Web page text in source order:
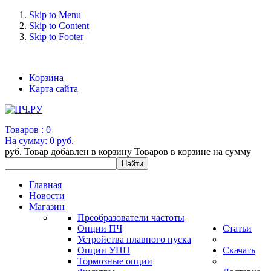
Skip to Menu
Skip to Content
Skip to Footer
Корзина
Карта сайта
Товаров : 0
На сумму: 0 руб.
руб. Товар добавлен в корзину Товаров в корзине на сумму
Главная
Новости
Магазин
Преобразователи частоты
Опции ПЧ
Устройства плавного пуска
Опции УПП
Тормозные опции
Статьи
Скачать